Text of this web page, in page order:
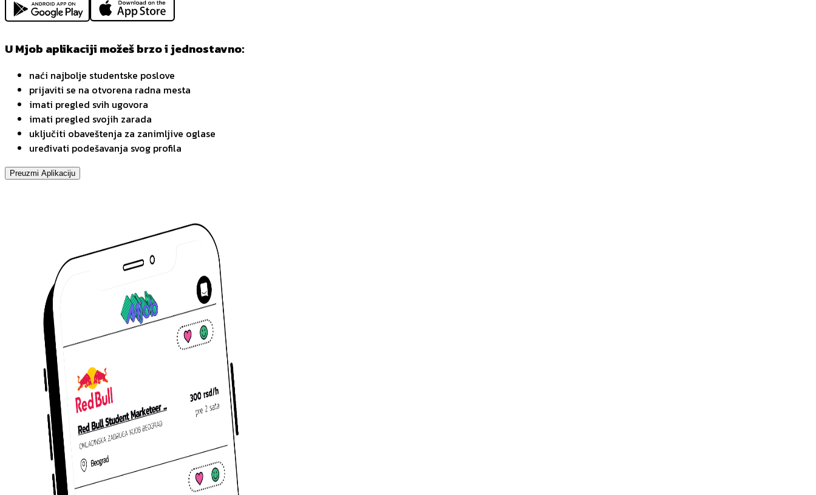
U Mjob aplikaciji možeš brzo i jednostavno:
naći najbolje studentske poslove
prijaviti se na otvorena radna mesta
imati pregled svih ugovora
imati pregled svojih zarada
uključiti obaveštenja za zanimljive oglase
uređivati podešavanja svog profila
Preuzmi Aplikaciju